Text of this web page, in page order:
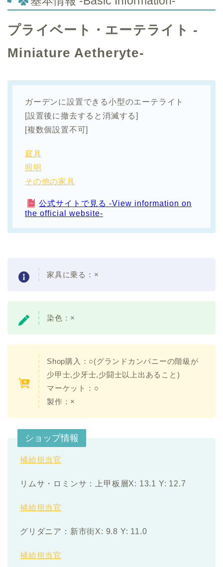
プライベート・エーテライト -
Miniature Aetheryte-
ガーデンに設置できる小型のエーテライト
[設置後に撤去すると消滅する]
[複数個設置不可]
庭具
照明
その他の家具
公式サイトで見る -View information on
the official website-
家具に乗る：×
染色：×
Shop購入：○(グランドカンパニーの階級が
少甲士,少牙士,少闘士以上出あること)
マーケット：○
製作：×
ショップ情報
補給担当官
リムサ・ロミンサ：上甲板層X: 13.1 Y: 12.7
補給担当官
グリダニア：新市街X: 9.8 Y: 11.0
補給担当官